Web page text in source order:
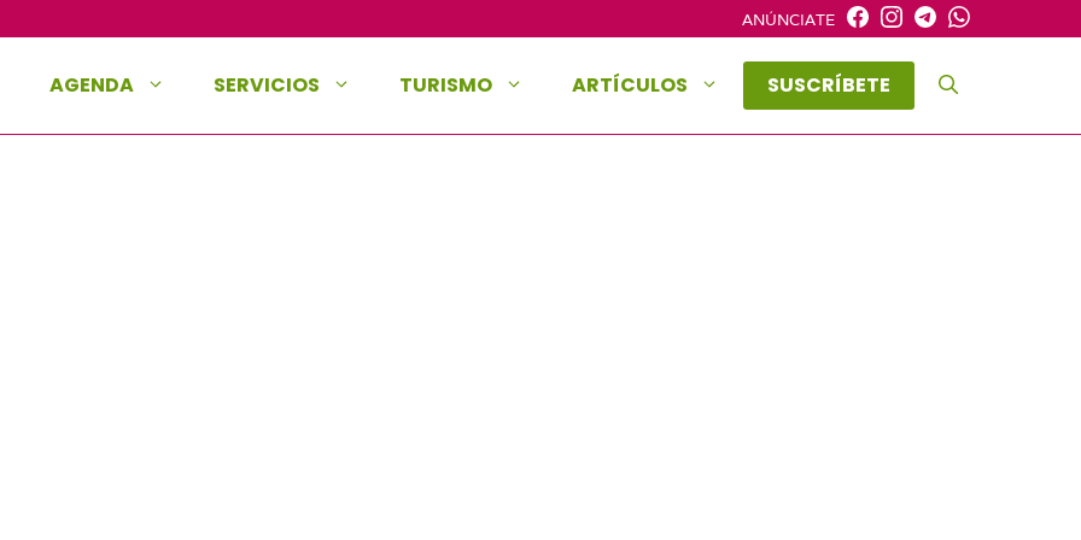
ANÚNCIATE
AGENDA SERVICIOS TURISMO ARTÍCULOS SUSCRÍBETE